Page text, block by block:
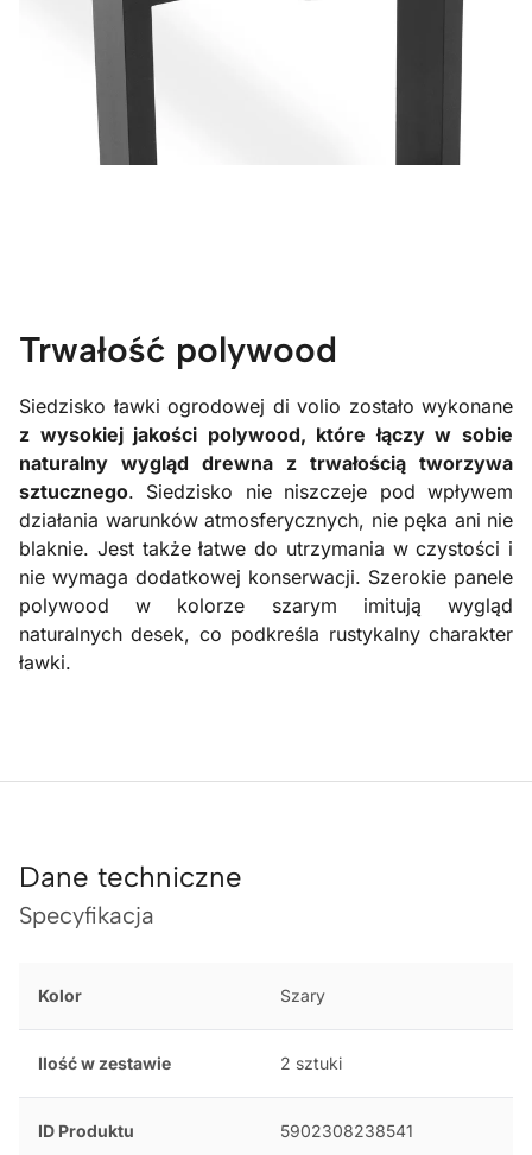
Trwałość polywood
Siedzisko ławki ogrodowej di volio zostało wykonane
z wysokiej jakości polywood, które łączy w sobie
naturalny wygląd drewna z trwałością tworzywa
sztucznego. Siedzisko nie niszczeje pod wpływem
działania warunków atmosferycznych, nie pęka ani nie
blaknie. Jest także łatwe do utrzymania w czystości i
nie wymaga dodatkowej konserwacji. Szerokie panele
polywood w kolorze szarym imitują wygląd
naturalnych desek, co podkreśla rustykalny charakter
ławki.
Dane techniczne
Specyfikacja
Kolor Szary
Ilość w zestawie 2 sztuki
ID Produktu 5902308238541